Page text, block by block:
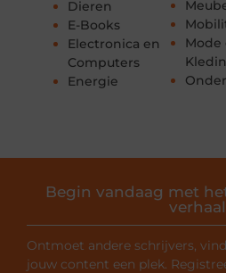
Dieren
E-Books
Electronica en
Computers
Energie
Mode
Begin vandaag met
Ontmoet andere schrijvers,
jouw content een plek.